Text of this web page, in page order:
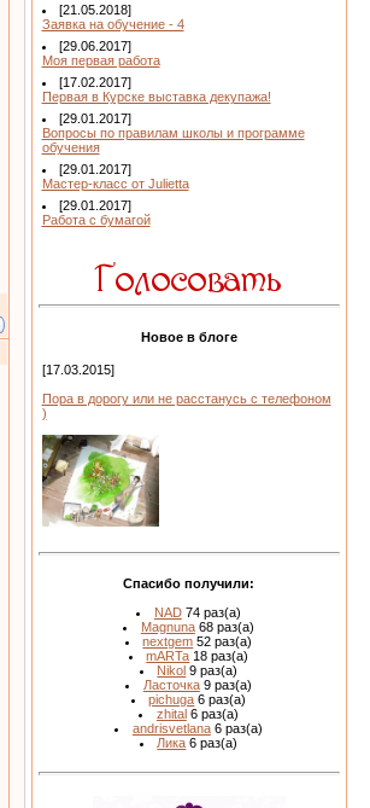
[21.05.2018]
Заявка на обучение - 4
[29.06.2017]
Моя первая работа
[17.02.2017]
Первая в Курске выставка декупажа!
[29.01.2017]
Вопросы по правилам школы и программе
обучения
[29.01.2017]
Мастер-класс от Julietta
[29.01.2017]
Работа с бумагой
Новое в блоге
[17.03.2015]
Пора в дорогу или не расстанусь с телефоном
)
Спасибо получили:
NAD74 раз(а)
Magnuna68 раз(а)
nextgem 52 раз(а)
mARTa 18 раз(а)
Nikol 9 раз(а)
Ласточка9 раз(а)
pichuga 6 раз(а)
zhital 6 раз(а)
andrisvetlana6 раз(а)
Лика 6 раз(а)